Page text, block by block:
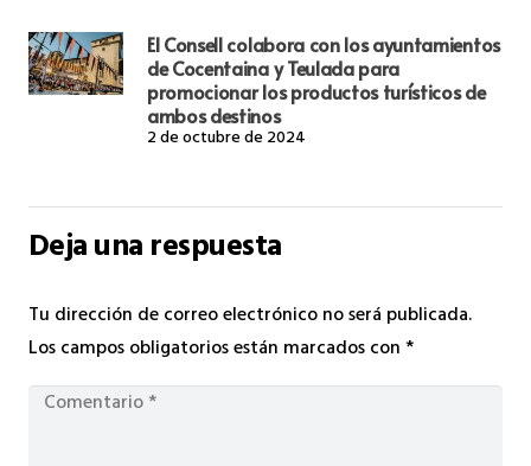
El Consell colabora con los ayuntamientos
de Cocentaina y Teulada para
promocionar los productos turísticos de
ambos destinos
2 de octubre de 2024
Deja una respuesta
Tu dirección de correo electrónico no será publicada.
Los campos obligatorios están marcados con*